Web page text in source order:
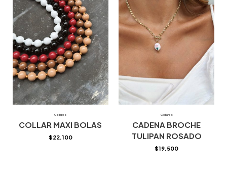
Collares
COLLAR MAXI BOLAS
$22.100
Collares
CADENA BROCHE
TULIPAN ROSADO
$19.500